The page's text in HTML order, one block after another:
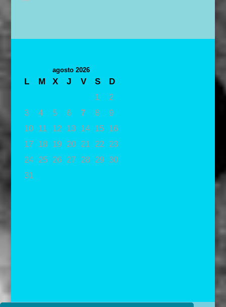
agosto 2026
L M X J V S
D
1
2
3
4 5 6 7 8
9
10
11 12 13 14 15
16
17
18 19 20 21 22
23
24
25 26 27 28 29 30
31